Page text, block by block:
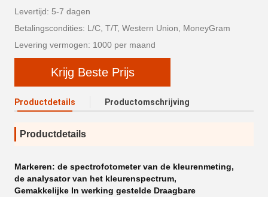
Levertijd: 5-7 dagen
Betalingscondities: L/C, T/T, Western Union, MoneyGram
Levering vermogen: 1000 per maand
Krijg Beste Prijs
Productdetails Productomschrijving
Productdetails
Markeren: de spectrofotometer van de kleurenmeting,
de analysator van het kleurenspectrum,
Gemakkelijke In werking gestelde Draagbare